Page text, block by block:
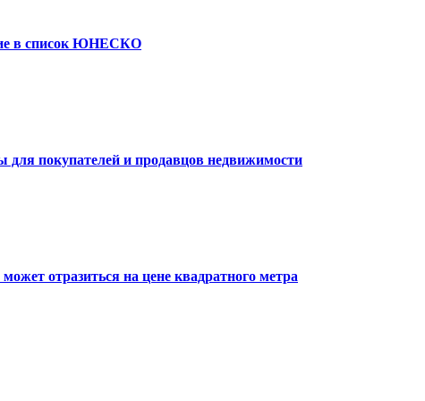
в список ЮНЕСКО
для покупателей и продавцов недвижимости
отразиться на цене квадратного метра